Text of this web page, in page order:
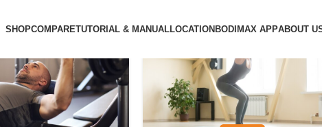
SHOPCOMPARETUTORIAL & MANUALLOCATIONBODIMAX APPABOUT
30
JAN